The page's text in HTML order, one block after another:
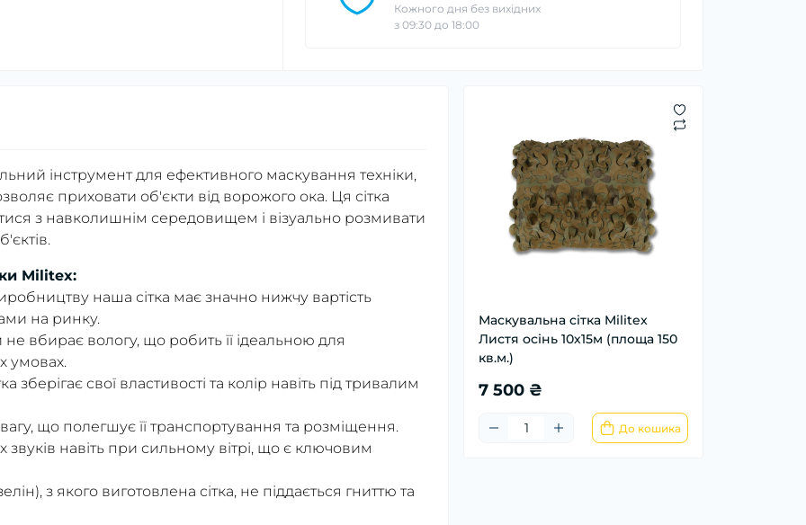
Кожного дня без вихідних
з 09:30 до 18:00
Маскувальна сітка Militex
Листя осінь 10х15м (площа 150
кв.м.)
7 500 ₴
До кошика
інструмент для ефективного маскування техніки,
приховати об'єкти від ворожого ока. Ця сітка
з навколишнім середовищем і візуально розмивати
Militex:
наша сітка має значно нижчу вартість
на ринку.
не вбирає вологу, що робить її ідеальною для
умовах.
зберігає свої властивості та колір навіть під тривалим
що полегшує її транспортування та розміщення.
звуків навіть при сильному вітрі, що є ключовим
з якого виготовлена сітка, не піддається гниттю та